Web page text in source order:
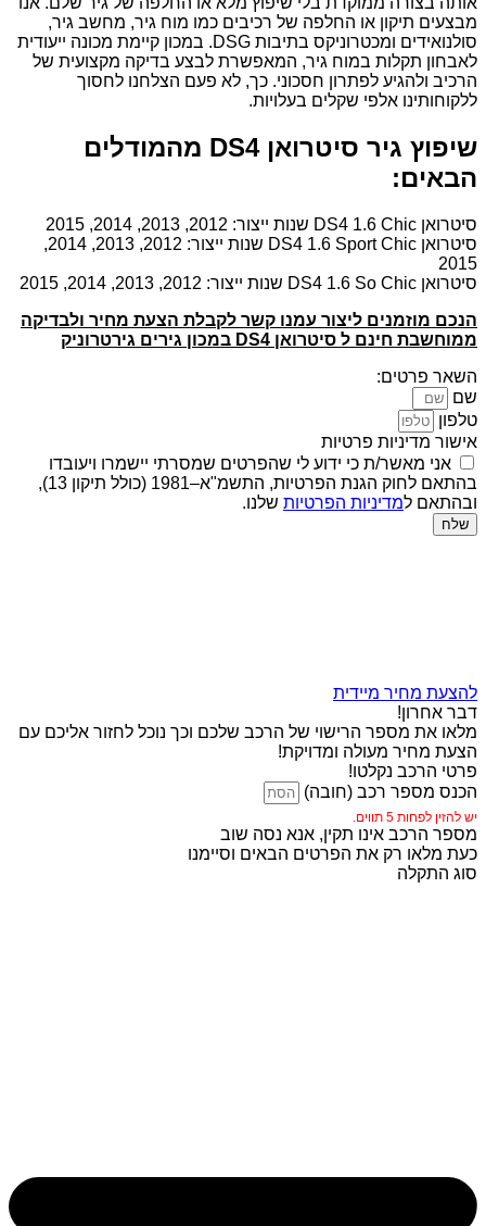
מבצעים תיקון או החלפה של רכיבים כמו מוח גיר, מחשב גיר,
סולנואידים ומכטרוניקס בתיבות DSG. במכון קיימת מכונה ייעודית
לאבחון תקלות במוח גיר, המאפשרת לבצע בדיקה מקצועית של
הרכיב ולהגיע לפתרון חסכוני. כך, לא פעם הצלחנו לחסוך
ללקוחותינו אלפי שקלים בעלויות.
שיפוץ גיר סיטרואן DS4 מהמודלים
הבאים:
סיטרואן DS4 1.6 Chic שנות ייצור: 2012, 2013, 2014, 2015
סיטרואן DS4 1.6 Sport Chic שנות ייצור: 2012, 2013, 2014,
2015
סיטרואן DS4 1.6 So Chic שנות ייצור: 2012, 2013, 2014, 2015
הנכם מוזמנים ליצור עמנו קשר לקבלת הצעת מחיר ולבדיקה
ממוחשבת חינם ל סיטרואן DS4 במכון גירים גירטרוניק
השאר פרטים:
שם
טלפון
אישור מדיניות פרטיות
אני מאשר/ת כי ידוע לי שהפרטים שמסרתי יישמרו ויעובדו
בהתאם לחוק הגנת הפרטיות, התשמ"א–1981 (כולל תיקון 13),
ובהתאם למדיניות הפרטיות שלנו.
שלח
להצעת מחיר מיידית
דבר אחרון!
מלאו את מספר הרישוי של הרכב שלכם וכך נוכל לחזור אליכם עם
הצעת מחיר מעולה ומדויקת!
פרטי הרכב נקלטו!
הכנס מספר רכב (חובה)
יש להזין לפחות 5 תווים.
מספר הרכב אינו תקין, אנא נסה שוב
כעת מלאו רק את הפרטים הבאים וסיימנו
סוג התקלה